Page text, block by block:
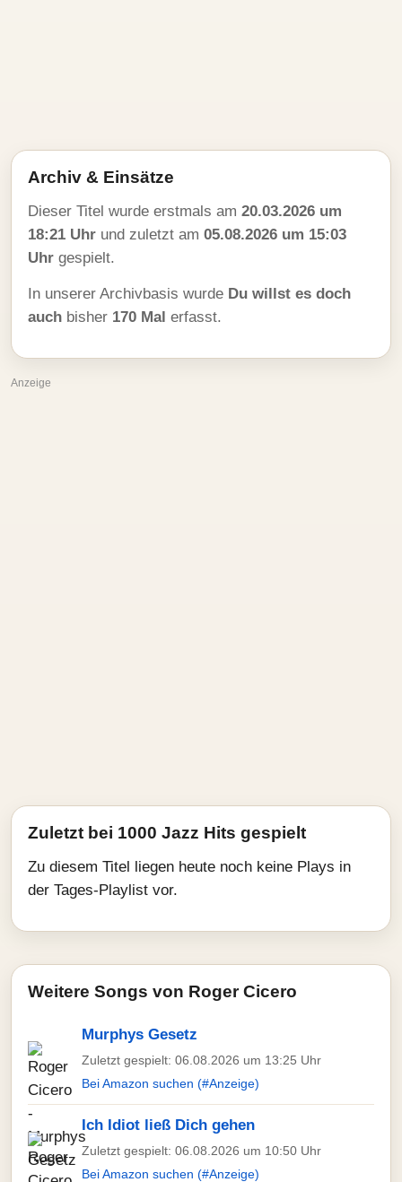
Archiv & Einsätze
Dieser Titel wurde erstmals am 20.03.2026 um
18:21 Uhr und zuletzt am 05.08.2026 um 15:03
Uhr gespielt.
In unserer Archivbasis wurde Du willst es doch
auch bisher 170 Mal erfasst.
Anzeige
Zuletzt bei 1000 Jazz Hits gespielt
Zu diesem Titel liegen heute noch keine Plays in
der Tages-Playlist vor.
Weitere Songs von Roger Cicero
Murphys Gesetz
Zuletzt gespielt: 06.08.2026 um 13:25 Uhr
Bei Amazon suchen (#Anzeige)
Ich Idiot ließ Dich gehen
Zuletzt gespielt: 06.08.2026 um 10:50 Uhr
Bei Amazon suchen (#Anzeige)